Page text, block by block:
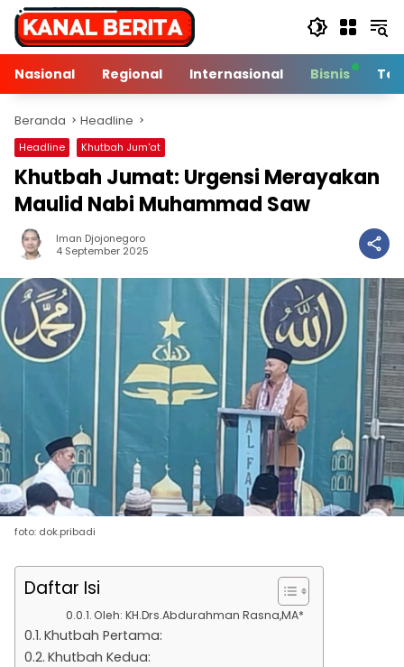
Langsung
konten
Nasional
Regional Internasional Bisnis
Beranda Headline
Headline Khutbah Jum'at
Khutbah Jumat: Urgensi Merayakan
Maulid Nabi Muhammad Saw
Iman Djojonegoro
4 September 2025
foto: dok.pribadi
Daftar Isi
Oleh: KH.Drs.Abdurahman Rasna,MA*
Khutbah Pertama:
Khutbah Kedua: